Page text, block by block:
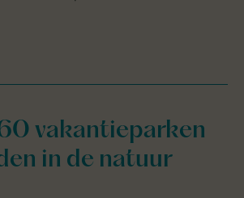
vakantieparken
in de natuur